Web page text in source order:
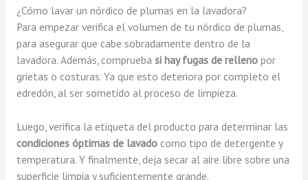
¿Cómo lavar un nórdico de plumas en la lavadora?
Para empezar verifica el volumen de tu nórdico de plumas,
para asegurar que cabe sobradamente dentro de la
lavadora. Además, comprueba si hay fugas de rellenopor
grietas o costuras. Ya que esto deteriora por completo el
edredón, al ser sometido al proceso de limpieza.
Luego, verifica la etiqueta del producto para determinar las
condiciones óptimas de lavadocomo tipo de detergente y
temperatura. Y finalmente, deja secar al aire libre sobre una
superficie limpia y suficientemente grande.